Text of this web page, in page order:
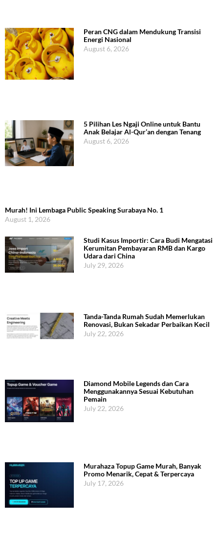
Peran CNG dalam Mendukung Transisi
Energi Nasional
August 6, 2026
5 Pilihan Les Ngaji Online untuk Bantu
Anak Belajar Al-Qur’an dengan Tenang
August 6, 2026
Murah! Ini Lembaga Public Speaking Surabaya No. 1
August 1, 2026
Studi Kasus Importir: Cara Budi Mengatasi
Kerumitan Pembayaran RMB dan Kargo
Udara dari China
July 29, 2026
Tanda-Tanda Rumah Sudah Memerlukan
Renovasi, Bukan Sekadar Perbaikan Kecil
July 22, 2026
Diamond Mobile Legends dan Cara
Menggunakannya Sesuai Kebutuhan
Pemain
July 22, 2026
Murahaza Topup Game Murah, Banyak
Promo Menarik, Cepat & Terpercaya
July 17, 2026